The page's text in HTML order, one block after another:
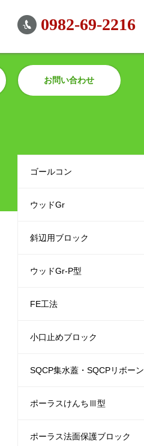
0982-69-2216
お問い合わせ
ゴールコン
ウッドGr
斜辺用ブロック
ウッドGr-P型
FE工法
小口止めブロック
SQCP集水蓋・SQCPリボーン
ポーラスけんちⅢ型
ポーラス法面保護ブロック